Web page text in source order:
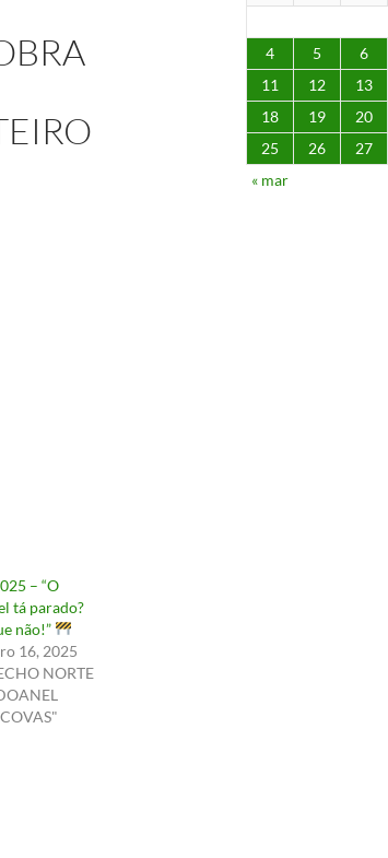
– “O
tá parado?
não!”
16, 2025
NORTE
4
5 6
11
12 13
18
19 20
25
26 27
« mar